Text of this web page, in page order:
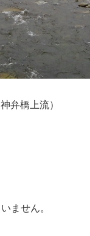
弁橋上流）
ません。